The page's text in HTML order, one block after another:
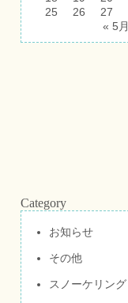
25
26 27
« 5月
Category
お知らせ
その他
スノーケリング